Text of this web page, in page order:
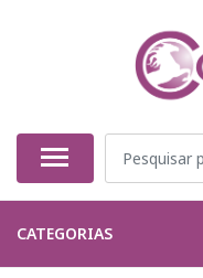
CATEGORIAS